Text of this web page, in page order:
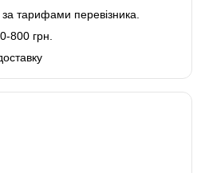
тарифами перевізника.
800 грн.